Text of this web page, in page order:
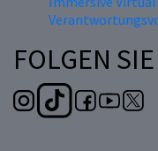
FOLGEN